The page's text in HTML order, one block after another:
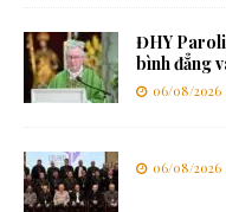
ĐHY
bình đẳng
06/08/2026
06/08/2026